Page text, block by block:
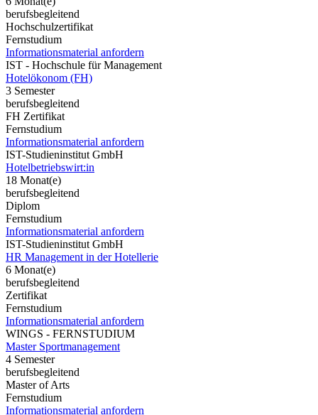
berufsbegleitend
Hochschulzertifikat
Fernstudium
Informationsmaterial anfordern
IST - Hochschule für Management
Hotelökonom (FH)
3 Semester
berufsbegleitend
FH Zertifikat
Fernstudium
Informationsmaterial anfordern
IST-Studieninstitut GmbH
Hotelbetriebswirt:in
18 Monat(e)
berufsbegleitend
Diplom
Fernstudium
Informationsmaterial anfordern
IST-Studieninstitut GmbH
HR Management in der Hotellerie
6 Monat(e)
berufsbegleitend
Zertifikat
Fernstudium
Informationsmaterial anfordern
WINGS - FERNSTUDIUM
Master Sportmanagement
4 Semester
berufsbegleitend
Master of Arts
Fernstudium
Informationsmaterial anfordern